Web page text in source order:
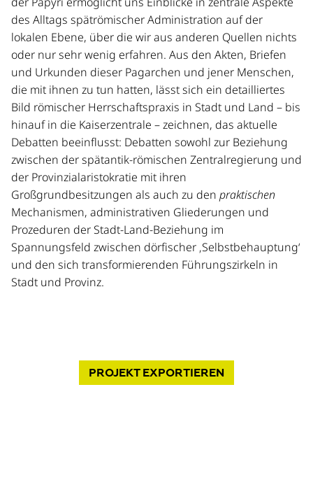
des Alltags spätrömischer Administration auf der
lokalen Ebene, über die wir aus anderen Quellen nichts
oder nur sehr wenig erfahren. Aus den Akten, Briefen
und Urkunden dieser Pagarchen und jener Menschen,
die mit ihnen zu tun hatten, lässt sich ein detailliertes
Bild römischer Herrschaftspraxis in Stadt und Land – bis
hinauf in die Kaiserzentrale – zeichnen, das aktuelle
Debatten beeinflusst: Debatten sowohl zur Beziehung
zwischen der spätantik-römischen Zentralregierung und
der Provinzialaristokratie mit ihren
Großgrundbesitzungen als auch zu den praktischen
Mechanismen, administrativen Gliederungen und
Prozeduren der Stadt-Land-Beziehung im
Spannungsfeld zwischen dörfischer ‚Selbstbehauptung‘
und den sich transformierenden Führungszirkeln in
Stadt und Provinz.
PROJEKTEXPORTIEREN